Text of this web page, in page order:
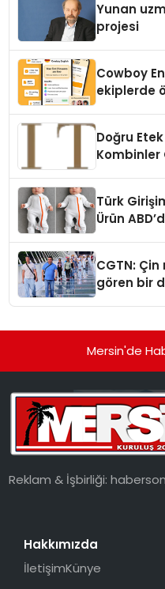
Yunan
projesi
Cowboy
ekiplerde
Doğru
Kombinler
Türk
Ürün
CGTN:
gören bir
Mersin'de
Reklam & İşbirliği:
Hakkımızda
İletişimKünye